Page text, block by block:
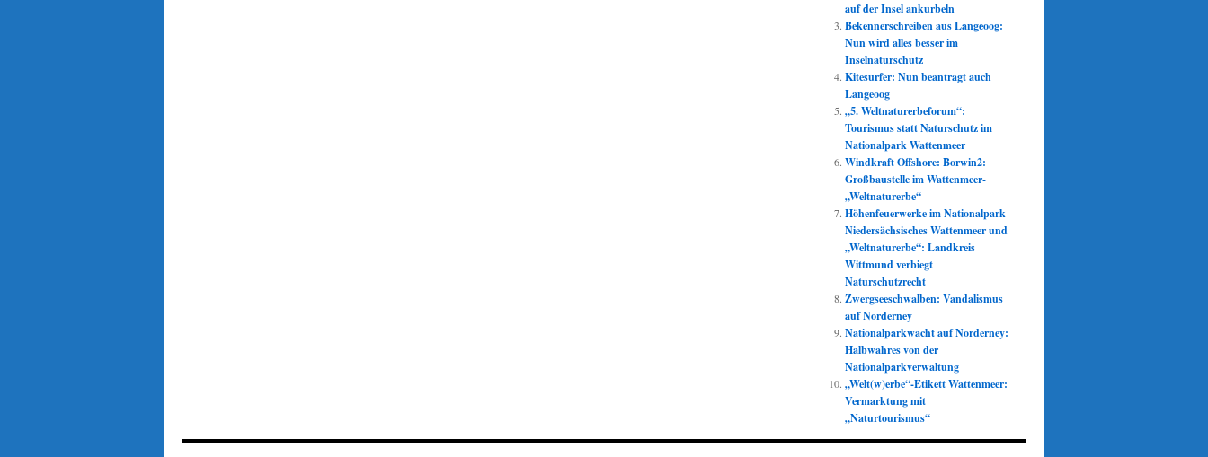
auf der Insel ankurbeln
Bekennerschreiben aus Langeoog:
Nun wird alles besser im
Inselnaturschutz
Kitesurfer: Nun beantragt auch
Langeoog
„5. Weltnaturerbeforum“:
Tourismus statt Naturschutz im
Nationalpark Wattenmeer
Windkraft Offshore: Borwin2:
Großbaustelle im Wattenmeer-
„Weltnaturerbe“
Höhenfeuerwerke im Nationalpark
Niedersächsisches Wattenmeer und
„Weltnaturerbe“: Landkreis
Wittmund verbiegt
Naturschutzrecht
Zwergseeschwalben: Vandalismus
auf Norderney
Nationalparkwacht auf Norderney:
Halbwahres von der
Nationalparkverwaltung
„Welt(w)erbe“-Etikett Wattenmeer:
Vermarktung mit
„Naturtourismus“